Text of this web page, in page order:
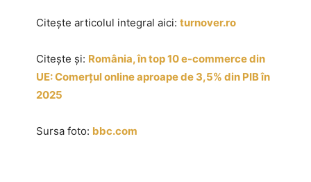
Citește articolul integral aici: turnover.ro
Citește și: România, în top 10 e-commerce din
UE: Comerțul online aproape de 3,5% din PIB în
2025
Sursa foto: bbc.com